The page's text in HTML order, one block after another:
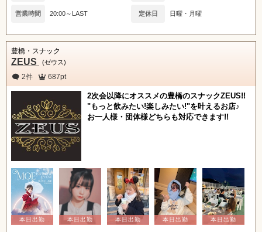
営業時間 20:00～LAST 定休日 日曜・月曜
豊橋・スナック
ZEUS (ゼウス)
2件 687pt
2次会以降にオススメの豊橋のスナックZEUS!!
"もっと飲みたい!楽しみたい!"を叶えるお店♪
お一人様・団体様どちらも対応できます!!
会員ログイン
北海道 東北
甲信越 北陸